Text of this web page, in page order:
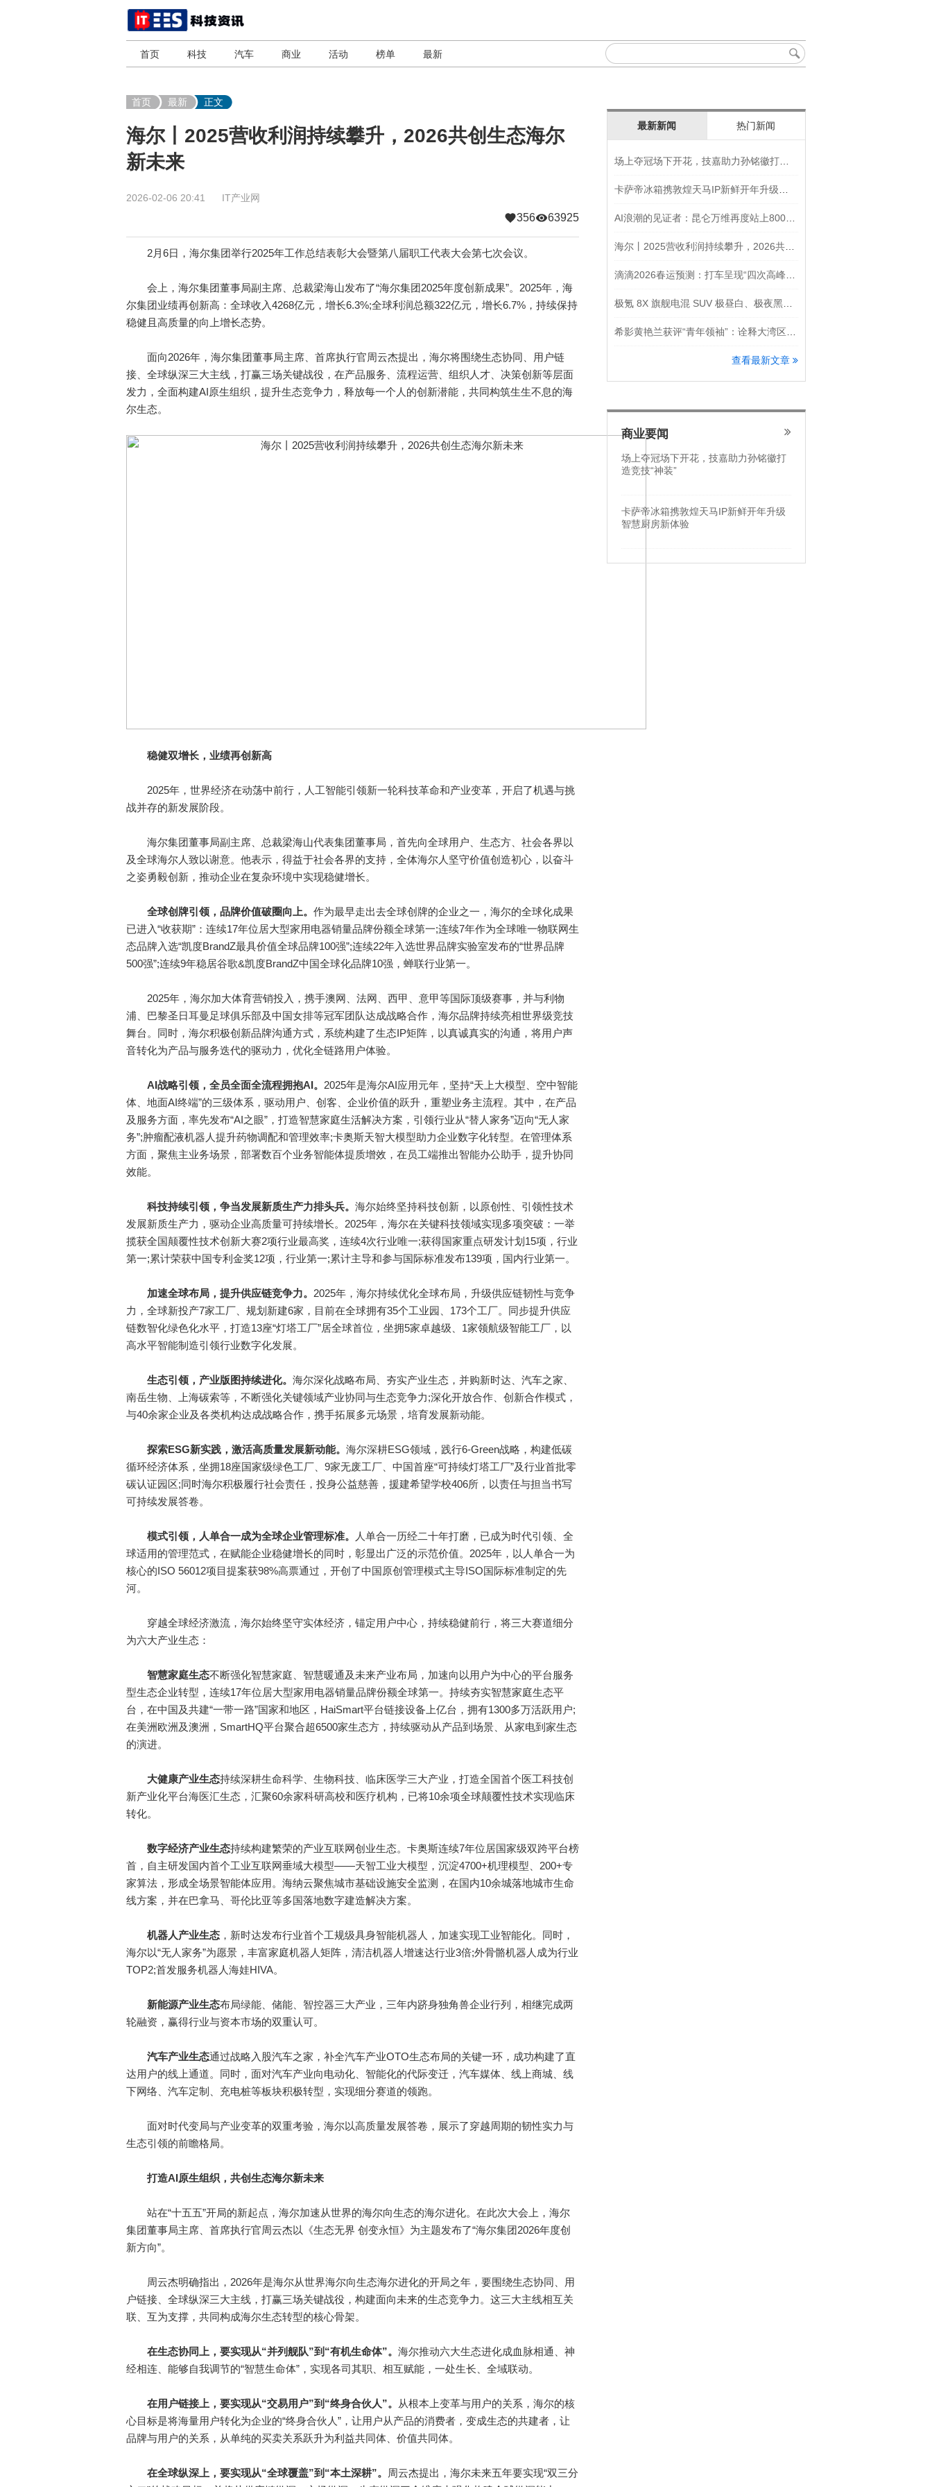
首页 科技 汽车 商业 活动 榜单 最新
首页 最新 正文
海尔丨2025营收利润持续攀升，2026共创生态海尔
新未来
2026-02-06 20:41 IT产业网
356 63925
2月6日，海尔集团举行2025年工作总结表彰大会暨第八届职工代表大会第七次会议。
会上，海尔集团董事局副主席、总裁梁海山发布了“海尔集团2025年度创新成果”。2025年，海
尔集团业绩再创新高：全球收入4268亿元，增长6.3%;全球利润总额322亿元，增长6.7%，持续保持
稳健且高质量的向上增长态势。
面向2026年，海尔集团董事局主席、首席执行官周云杰提出，海尔将围绕生态协同、用户链
接、全球纵深三大主线，打赢三场关键战役，在产品服务、流程运营、组织人才、决策创新等层面
发力，全面构建AI原生组织，提升生态竞争力，释放每一个人的创新潜能，共同构筑生生不息的海
尔生态。
稳健双增长，业绩再创新高
2025年，世界经济在动荡中前行，人工智能引领新一轮科技革命和产业变革，开启了机遇与挑
战并存的新发展阶段。
海尔集团董事局副主席、总裁梁海山代表集团董事局，首先向全球用户、生态方、社会各界以
及全球海尔人致以谢意。他表示，得益于社会各界的支持，全体海尔人坚守价值创造初心，以奋斗
之姿勇毅创新，推动企业在复杂环境中实现稳健增长。
全球创牌引领，品牌价值破圈向上。 作为最早走出去全球创牌的企业之一，海尔的全球化成果
已进入“收获期”：连续17年位居大型家用电器销量品牌份额全球第一;连续7年作为全球唯一物联网生
态品牌入选“凯度BrandZ最具价值全球品牌100强”;连续22年入选世界品牌实验室发布的“世界品牌
500强”;连续9年稳居谷歌&凯度BrandZ中国全球化品牌10强，蝉联行业第一。
2025年，海尔加大体育营销投入，携手澳网、法网、西甲、意甲等国际顶级赛事，并与利物
浦、巴黎圣日耳曼足球俱乐部及中国女排等冠军团队达成战略合作，海尔品牌持续亮相世界级竞技
舞台。同时，海尔积极创新品牌沟通方式，系统构建了生态IP矩阵，以真诚真实的沟通，将用户声
音转化为产品与服务迭代的驱动力，优化全链路用户体验。
AI战略引领，全员全面全流程拥抱AI。 2025年是海尔AI应用元年，坚持“天上大模型、空中智能
体、地面AI终端”的三级体系，驱动用户、创客、企业价值的跃升，重塑业务主流程。其中，在产品
及服务方面，率先发布“AI之眼”，打造智慧家庭生活解决方案，引领行业从“替人家务”迈向“无人家
务”;肿瘤配液机器人提升药物调配和管理效率;卡奥斯天智大模型助力企业数字化转型。在管理体系
方面，聚焦主业务场景，部署数百个业务智能体提质增效，在员工端推出智能办公助手，提升协同
效能。
科技持续引领 ， 争当发展新质生产力排头兵。 海尔始终坚持科技创新，以原创性、引领性技术
发展新质生产力，驱动企业高质量可持续增长。2025年，海尔在关键科技领域实现多项突破：一举
揽获全国颠覆性技术创新大赛2项行业最高奖，连续4次行业唯一;获得国家重点研发计划15项，行业
第一;累计荣获中国专利金奖12项，行业第一;累计主导和参与国际标准发布139项，国内行业第一。
加速全球布局，提升供应链竞争力。 2025年，海尔持续优化全球布局，升级供应链韧性与竞争
力，全球新投产7家工厂、规划新建6家，目前在全球拥有35个工业园、173个工厂。同步提升供应
链数智化绿色化水平，打造13座“灯塔工厂”居全球首位，坐拥5家卓越级、1家领航级智能工厂，以
高水平智能制造引领行业数字化发展。
生态引领，产业版图持续进化。 海尔深化战略布局、夯实产业生态，并购新时达、汽车之家、
南岳生物、上海碳索等，不断强化关键领域产业协同与生态竞争力;深化开放合作、创新合作模式，
与40余家企业及各类机构达成战略合作，携手拓展多元场景，培育发展新动能。
探索ESG新实践，激活高质量发展新动能。 海尔深耕ESG领域，践行6-Green战略，构建低碳
循环经济体系，坐拥18座国家级绿色工厂、9家无废工厂、中国首座“可持续灯塔工厂”及行业首批零
碳认证园区;同时海尔积极履行社会责任，投身公益慈善，援建希望学校406所，以责任与担当书写
可持续发展答卷。
模式引领，人单合一成为全球企业管理标准。
人单合一历经二十年打磨，已成为时代引领、全
球适用的管理范式，在赋能企业稳健增长的同时，彰显出广泛的示范价值。2025年，以人单合一为
核心的ISO 56012项目提案获98%高票通过，开创了中国原创管理模式主导ISO国际标准制定的先
河。
穿越全球经济激流，海尔始终坚守实体经济，锚定用户中心，持续稳健前行，将三大赛道细分
为六大产业生态：
智慧家庭生态不断强化智慧家庭、智慧暖通及未来产业布局，加速向以用户为中心的平台服务
型生态企业转型，连续17年位居大型家用电器销量品牌份额全球第一。持续夯实智慧家庭生态平
台，在中国及共建“一带一路”国家和地区，HaiSmart平台链接设备上亿台，拥有1300多万活跃用户;
在美洲欧洲及澳洲，SmartHQ平台聚合超6500家生态方，持续驱动从产品到场景、从家电到家生态
的演进。
大健康产业生态持续深耕生命科学、生物科技、临床医学三大产业，打造全国首个医工科技创
新产业化平台海医汇生态，汇聚60余家科研高校和医疗机构，已将10余项全球颠覆性技术实现临床
转化。
数字经济产业生态持续构建繁荣的产业互联网创业生态。卡奥斯连续7年位居国家级双跨平台榜
首，自主研发国内首个工业互联网垂域大模型——天智工业大模型，沉淀4700+机理模型、200+专
家算法，形成全场景智能体应用。海纳云聚焦城市基础设施安全监测，在国内10余城落地城市生命
线方案，并在巴拿马、哥伦比亚等多国落地数字建造解决方案。
机器人产业生态 ，新时达发布行业首个工规级具身智能机器人，加速实现工业智能化。同时，
海尔以“无人家务”为愿景，丰富家庭机器人矩阵，清洁机器人增速达行业3倍;外骨骼机器人成为行业
TOP2;首发服务机器人海娃HIVA。
新能源产业生态布局绿能、储能、智控器三大产业，三年内跻身独角兽企业行列，相继完成两
轮融资，赢得行业与资本市场的双重认可。
汽车产业生态通过战略入股汽车之家，补全汽车产业OTO生态布局的关键一环，成功构建了直
达用户的线上通道。同时，面对汽车产业向电动化、智能化的代际变迁，汽车媒体、线上商城、线
下网络、汽车定制、充电桩等板块积极转型，实现细分赛道的领跑。
面对时代变局与产业变革的双重考验，海尔以高质量发展答卷，展示了穿越周期的韧性实力与
生态引领的前瞻格局。
打造AI原生组织， 共创生态海尔新未来
站在“十五五”开局的新起点，海尔加速从世界的海尔向生态的海尔进化。在此次大会上，海尔
集团董事局主席、首席执行官周云杰以《生态无界 创变永恒》为主题发布了“海尔集团2026年度创
新方向”。
周云杰明确指出，2026年是海尔从世界海尔向生态海尔进化的开局之年，要围绕生态协同、用
户链接、全球纵深三大主线，打赢三场关键战役，构建面向未来的生态竞争力。这三大主线相互关
联、互为支撑，共同构成海尔生态转型的核心骨架。
在生态协同上，要实现从“并列舰队”到“有机生命体”。 海尔推动六大生态进化成血脉相通、神
经相连、能够自我调节的“智慧生命体”，实现各司其职、相互赋能，一处生长、全域联动。
在用户链接上，要实现从“交易用户”到“终身合伙人”。
从根本上变革与用户的关系，海尔的核
心目标是将海量用户转化为企业的“终身合伙人”，让用户从产品的消费者，变成生态的共建者，让
品牌与用户的关系，从单纯的买卖关系跃升为利益共同体、价值共同体。
在全球纵深上，要实现从“全球覆盖”到“本土深耕”。
周云杰提出，海尔未来五年要实现“双三分
最新新闻 热门新闻
查看最新文章
商业要闻
场上夺冠场下开花，技嘉助力孙铭徽打
造竞技“神装”
卡萨帝冰箱携敦煌天马IP新鲜开年升级
智慧厨房新体验